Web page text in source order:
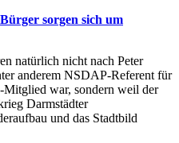
sorgen sich um
natürlich nicht nach Peter
anderem NSDAP-Referent für
Mitglied war, sondern weil der
Darmstädter
und das Stadtbild